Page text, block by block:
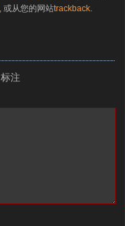
, 或从您的网站trackback
标注